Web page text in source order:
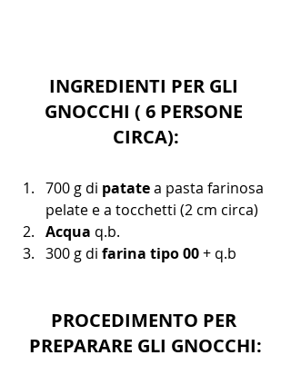
INGREDIENTI PER GLI
GNOCCHI ( 6 PERSONE
CIRCA):
700 g di patate a pasta farinosa
pelate e a tocchetti (2 cm circa)
Acqua q.b.
300 g di farina tipo 00 + q.b
PROCEDIMENTO PER
PREPARARE GLI GNOCCHI: